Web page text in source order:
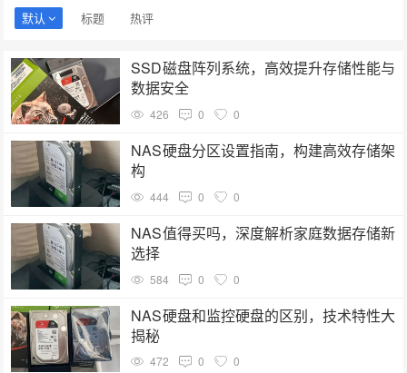
硬盘采购(474)
希捷硬盘(471)
H200服务器(126)
希捷SSD(125)
NAS专用硬盘(120)
企业级存储(72)
HAMR技术(62)
企业级(34)
大容量硬盘(32)
监控硬盘​(25) 监控硬盘多少钱(24)
默认 标题 热评
SSD磁盘阵列系统，高效提升存储性能与
数据安全
426 0 0
NAS硬盘分区设置指南，构建高效存储架
构
444 0 0
NAS值得买吗，深度解析家庭数据存储新
选择
584 0 0
NAS硬盘和监控硬盘的区别，技术特性大
揭秘
472 0 0